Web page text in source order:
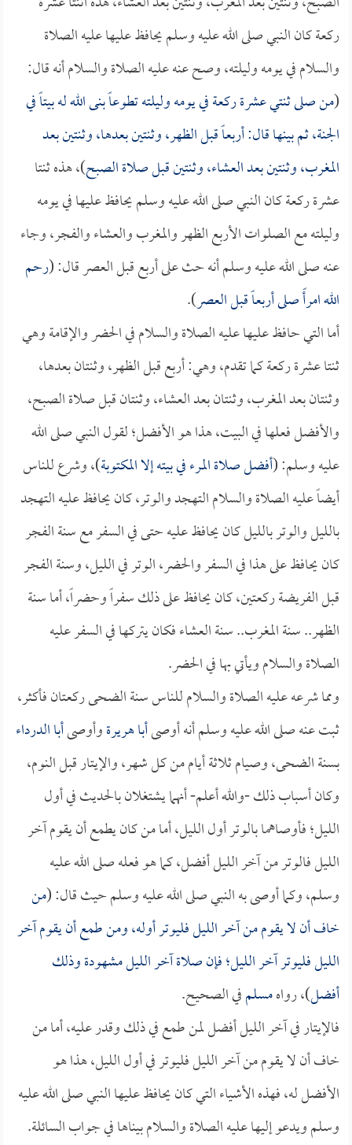
ركعة كان النبي صلى الله عليه وسلم يحافظ عليها عليه الصلاة
والسلام في يومه وليلته، وصح عنه عليه الصلاة والسلام أنه قال:
(من صلى ثنتي عشرة ركعة في يومه وليلته تطوعاً بنى الله له بيتاً في
الجنة، ثم بينها قال: أربعاً قبل الظهر، وثنتين بعدها، وثنتين بعد
المغرب، وثنتين بعد العشاء، وثنتين قبل صلاة الصبح)، هذه ثنتا
عشرة ركعة كان النبي صلى الله عليه وسلم يحافظ عليها في يومه
وليلته مع الصلوات الأربع الظهر والمغرب والعشاء والفجر، وجاء
عنه صلى الله عليه وسلم أنه حث على أربع قبل العصر قال: (رحم
الله امرأً صلى أربعاً قبل العصر).
أما التي حافظ عليها عليه الصلاة والسلام في الحضر والإقامة وهي
ثنتا عشرة ركعة كما تقدم، وهي: أربع قبل الظهر، وثنتان بعدها،
وثنتان بعد المغرب، وثنتان بعد العشاء، وثنتان قبل صلاة الصبح،
والأفضل فعلها في البيت، هذا هو الأفضل؛ لقول النبي صلى الله
عليه وسلم: (أفضل صلاة المرء في بيته إلا المكتوبة)، وشرع للناس
أيضاً عليه الصلاة والسلام التهجد والوتر، كان يحافظ عليه التهجد
بالليل والوتر بالليل كان يحافظ عليه حتى في السفر مع سنة الفجر
كان يحافظ على هذا في السفر والحضر، الوتر في الليل، وسنة الفجر
قبل الفريضة ركعتين، كان يحافظ على ذلك سفراً وحضراً، أما سنة
الظهر.. سنة المغرب.. سنة العشاء فكان يتركها في السفر عليه
الصلاة والسلام ويأتي بها في الحضر.
ومما شرعه عليه الصلاة والسلام للناس سنة الضحى ركعتان فأكثر،
ثبت عنه صلى الله عليه وسلم أنه أوصىأبا هريرةوأوصىأبا الدرداء
بسنة الضحى، وصيام ثلاثة أيام من كل شهر، والإيتار قبل النوم،
وكان أسباب ذلك -والله أعلم- أنهما يشتغلان بالحديث في أول
الليل؛ فأوصاهما بالوتر أول الليل، أما من كان يطمع أن يقوم آخر
الليل فالوتر من آخر الليل أفضل، كما هو فعله صلى الله عليه
وسلم، وكما أوصى به النبي صلى الله عليه وسلم حيث قال: (من
خاف أن لا يقوم من آخر الليل فليوتر أوله، ومن طمع أن يقوم آخر
الليل فليوتر آخر الليل؛ فإن صلاة آخر الليل مشهودة وذلك
أفضل)، رواهمسلمفي الصحيح.
فالإيتار في آخر الليل أفضل لمن طمع في ذلك وقدر عليه، أما من
خاف أن لا يقوم من آخر الليل فليوتر في أول الليل، هذا هو
الأفضل له، فهذه الأشياء التي كان يحافظ عليها النبي صلى الله عليه
وسلم ويدعو إليها عليه الصلاة والسلام بيناها في جواب السائلة.